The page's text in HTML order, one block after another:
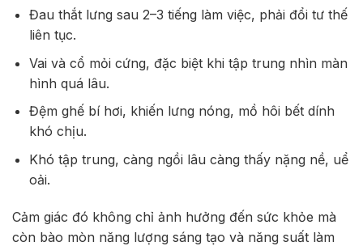
Đau thắt lưng sau 2–3 tiếng làm việc, phải đổi tư thế
liên tục.
Vai và cổ mỏi cứng, đặc biệt khi tập trung nhìn màn
hình quá lâu.
Đệm ghế bí hơi, khiến lưng nóng, mồ hôi bết dính
khó chịu.
Khó tập trung, càng ngồi lâu càng thấy nặng nề, uể
oải.
Cảm giác đó không chỉ ảnh hưởng đến sức khỏe mà
còn bào mòn năng lượng sáng tạo và năng suất làm